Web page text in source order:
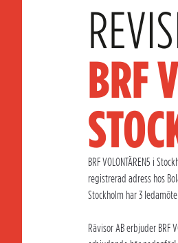
BRF
BRF VOLONTÄREN5 i
registrerad adress hos
Stockholm har 3
Rävisor AB erbjuder BRF